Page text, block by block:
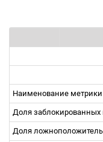
Наименование метрики
Доля
Доля